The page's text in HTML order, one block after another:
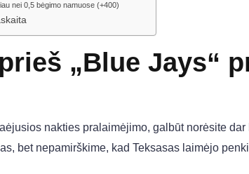
nei 0,5 bėgimo namuose (+400)
„Blue Jays“
nakties pralaimėjimo, galbūt norėsite
bet nepamirškime, kad Teksasas laimėjo